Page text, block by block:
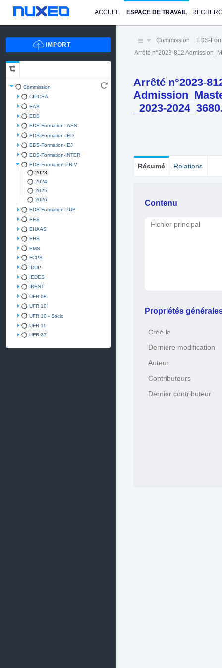
ACCUEIL ESPACE DE TRAVAIL
Commission
CIPCEA
EAS
EDS
EDS-Formation-IAES
EDS-Formation-IED
EDS-Formation-IEJ
EDS-Formation-INTER
EDS-Formation-PRIV
2023
2024
2025
2026
EDS-Formation-PUB
EES
EHAAS
EHS
EMS
FCPS
IDUP
IEDES
IREST
UFR 08
UFR 10
UFR 10 - Socio
UFR 11
UFR 27
Commission EDS-
Arrêté n°2023-812
Arrêté n°2023-
_2023-
Résumé Relations
Contenu
Fichier principal
Propriétés
Créé le
Dernière modification
Auteur
Contributeurs
Dernier contributeur